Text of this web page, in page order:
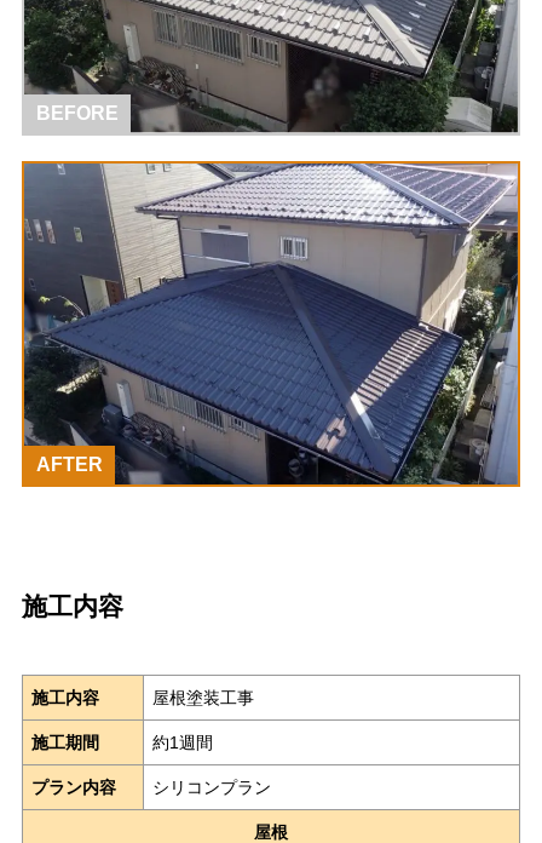
BEFORE
AFTER
施工内容
施工内容 屋根塗装工事
施工期間 約1週間
プラン内容 シリコンプラン
屋根